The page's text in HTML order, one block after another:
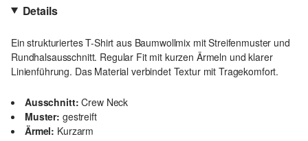
Details
Ein strukturiertes T-Shirt aus Baumwollmix mit Streifenmuster und
Rundhalsausschnitt. Regular Fit mit kurzen Ärmeln und klarer
Linienführung. Das Material verbindet Textur mit Tragekomfort.
Ausschnitt: Crew Neck
Muster: gestreift
Ärmel: Kurzarm